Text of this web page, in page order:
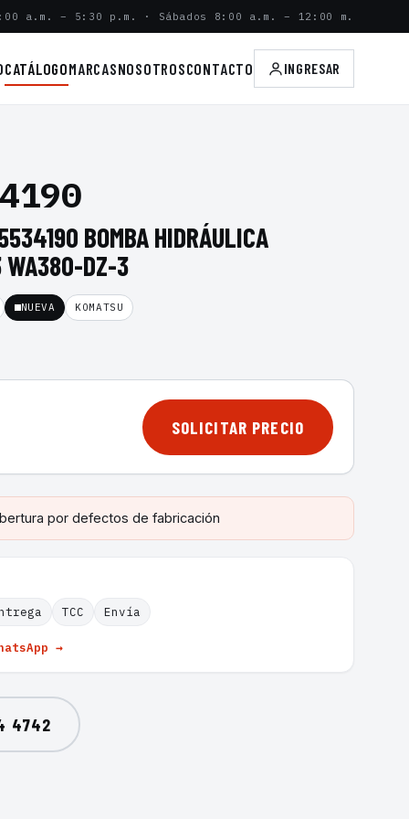
a.m. – 5:30 p.m. · Sábados 8:00 a.m. – 12:00 m.
CATÁLOGOMARCASNOSOTROSCONTACTO INGRESAR
BOMBA HIDRÁULICA
WA380-DZ-3
NUEVA KOMATSU
SOLICITAR PRECIO
por defectos de fabricación
TCC Envía
→
4742